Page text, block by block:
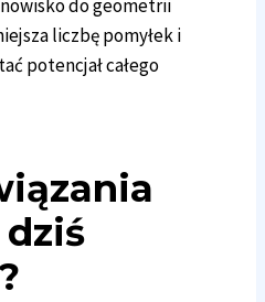
do geometrii
liczbę pomyłek i
potencjał całego